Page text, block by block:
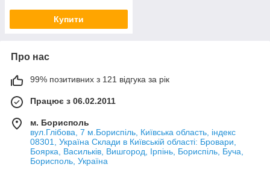
Купити
Про нас
99% позитивних з 121 відгука за рік
Працює з 06.02.2011
м. Борисполь
вул.Глібова, 7 м.Бориспіль, Київська область, індекс
08301, Україна Склади в Київській області: Бровари,
Боярка, Васильків, Вишгород, Ірпінь, Бориспіль, Буча,
Борисполь, Україна